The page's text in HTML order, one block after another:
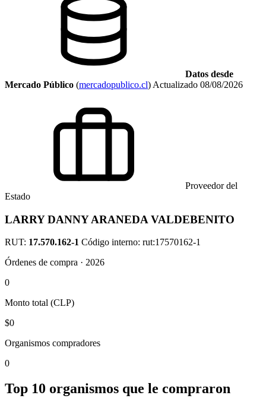
Datos desde
Mercado Público (mercadopublico.cl) Actualizado 08/08/2026
Proveedor del
Estado
LARRY DANNY ARANEDA VALDEBENITO
RUT: 17.570.162-1 Código interno: rut:17570162-1
Órdenes de compra · 2026
0
Monto total (CLP)
$0
Organismos compradores
0
Top 10 organismos que le compraron